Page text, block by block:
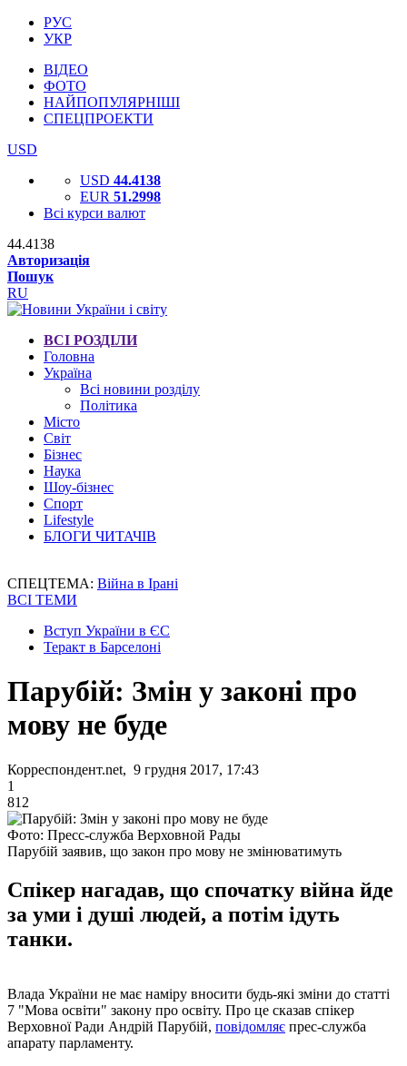
РУС
УКР
ВІДЕО
ФОТО
НАЙПОПУЛЯРНІШІ
СПЕЦПРОЕКТИ
USD
USD 44.4138
EUR 51.2998
Всі курси валют
44.4138
Авторизація
Пошук
RU
ВСІ РОЗДІЛИ
Головна
Україна
Всі новини розділу
Політика
Місто
Світ
Бізнес
Наука
Шоу-бізнес
Спорт
Lifestyle
БЛОГИ ЧИТАЧІВ
СПЕЦТЕМА: Війна в Ірані
ВСІ ТЕМИ
Вступ України в ЄС
Теракт в Барселоні
Парубій: Змін у законі про
мову не буде
Корреспондент.net, 9 грудня 2017, 17:43
1
812
Фото: Пресс-служба Верховной Рады
Парубій заявив, що закон про мову не змінюватимуть
Спікер нагадав, що спочатку війна йде
за уми і душі людей, а потім ідуть
танки.
Влада України не має наміру вносити будь-які зміни до статті
7 "Мова освіти" закону про освіту. Про це сказав спікер
Верховної Ради Андрій Парубій, повідомляє прес-служба
апарату парламенту.